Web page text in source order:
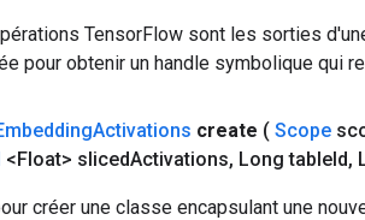
TensorFlow sont les sorties
pour obtenir un handle symbolique qui
Activations create ( Scope
<Float> slicedActivations, Long tableId,
créer une classe encapsulant une